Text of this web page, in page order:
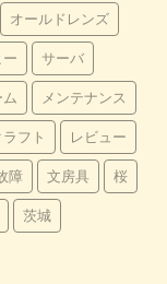
オールドレンズ
ー サーバ
メンテナンス
フト レビュー
障 文房具 桜
茨城